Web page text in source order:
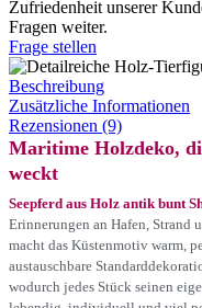
Zufriedenheit unserer
Fragen weiter.
Frage stellen
Beschreibung
Zusätzliche Informationen
Rezensionen (9)
Maritime Holzdeko,
weckt
Seepferd aus Holz antik bunt
Erinnerungen an Hafen, Strand
macht das Küstenmotiv warm,
austauschbare
wodurch jedes Stück seinen